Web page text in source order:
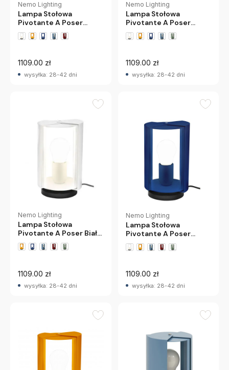
Nemo Lighting
Lampa Stołowa
Pivotante A Poser
Zielona Nemo
1109.00 zł
wysyłka: 28-42 dni
Nemo Lighting
Lampa Stołowa
Pivotante A Poser
Czerwona Nemo
1109.00 zł
wysyłka: 28-42 dni
Nemo Lighting
Lampa Stołowa
Pivotante A Poser Biała
Nemo
1109.00 zł
wysyłka: 28-42 dni
Nemo Lighting
Lampa Stołowa
Pivotante A Poser
Niebieska Nemo
1109.00 zł
wysyłka: 28-42 dni